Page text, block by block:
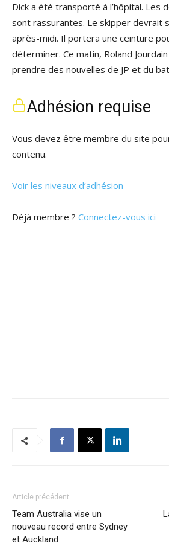
Dick a été transporté à l’hôpital. Les
sont rassurantes. Le skipper devrait
après-midi. Il portera une ceinture
déterminer. Ce matin, Roland
prendre des nouvelles de JP et du
Adhésion requise
Vous devez être membre du site
contenu.
Voir les niveaux d’adhésion
Déjà membre ? Connectez-vous ici
Article précédent
Team Australia vise un
nouveau record entre Sydney
et Auckland